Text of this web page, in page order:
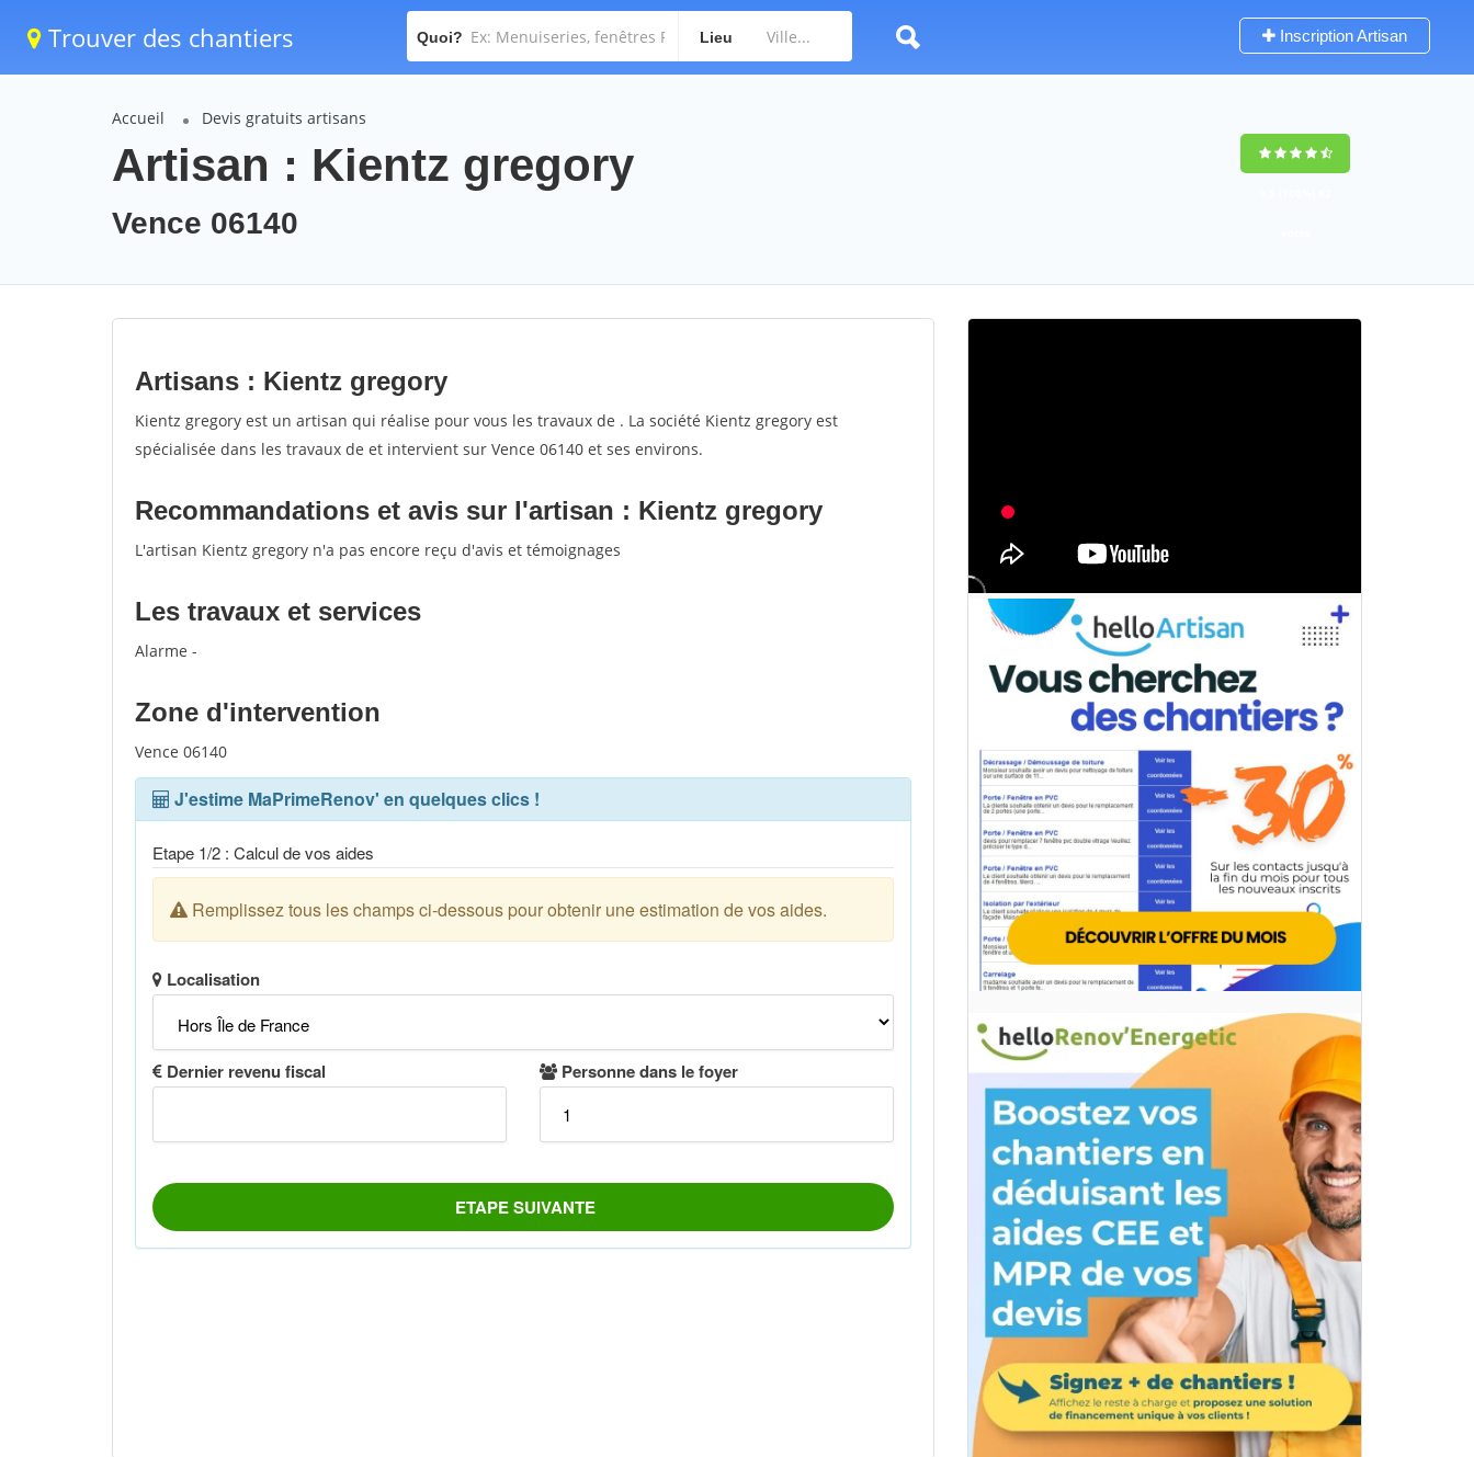
Trouver des chantiers Quoi? Lieu Inscription Artisan
Accueil Devis gratuits artisans
Artisan : Kientz gregory
Vence 06140
Artisans : Kientz gregory
Kientz gregory est un artisan qui réalise pour vous les travaux de . La société Kientz gregory est
spécialisée dans les travaux de et intervient sur Vence 06140 et ses environs.
Recommandations et avis sur l'artisan : Kientz gregory
L'artisan Kientz gregory n'a pas encore reçu d'avis et témoignages
Les travaux et services
Alarme -
Zone d'intervention
Vence 06140